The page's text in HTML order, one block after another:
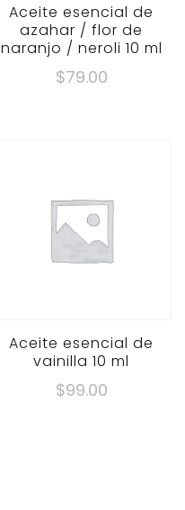
Aceite esencial de
azahar / flor de
naranjo / neroli 10 ml
$79.00
Aceite esencial de
vainilla 10 ml
$99.00